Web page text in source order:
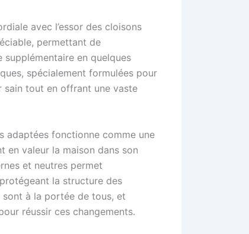
avec l’essor des cloisons
permettant de
supplémentaire en quelques
spécialement formulées pour
sain tout en offrant une vaste
adaptées fonctionne comme une
en valeur la maison dans son
et neutres permet
la structure des
à la portée de tous, et
réussir ces changements.